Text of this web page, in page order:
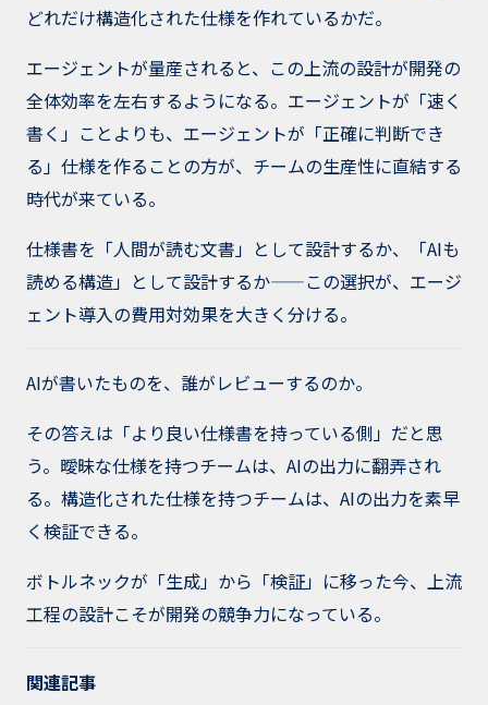
どれだけ構造化された仕様を作れているかだ。
エージェントが量産されると、この上流の設計が開発の
全体効率を左右するようになる。エージェントが「速く
書く」ことよりも、エージェントが「正確に判断でき
る」仕様を作ることの方が、チームの生産性に直結する
時代が来ている。
仕様書を「人間が読む文書」として設計するか、「AIも
読める構造」として設計するか——この選択が、エージ
ェント導入の費用対効果を大きく分ける。
AIが書いたものを、誰がレビューするのか。
その答えは「より良い仕様書を持っている側」だと思
う。曖昧な仕様を持つチームは、AIの出力に翻弄され
る。構造化された仕様を持つチームは、AIの出力を素早
く検証できる。
ボトルネックが「生成」から「検証」に移った今、上流
工程の設計こそが開発の競争力になっている。
関連記事